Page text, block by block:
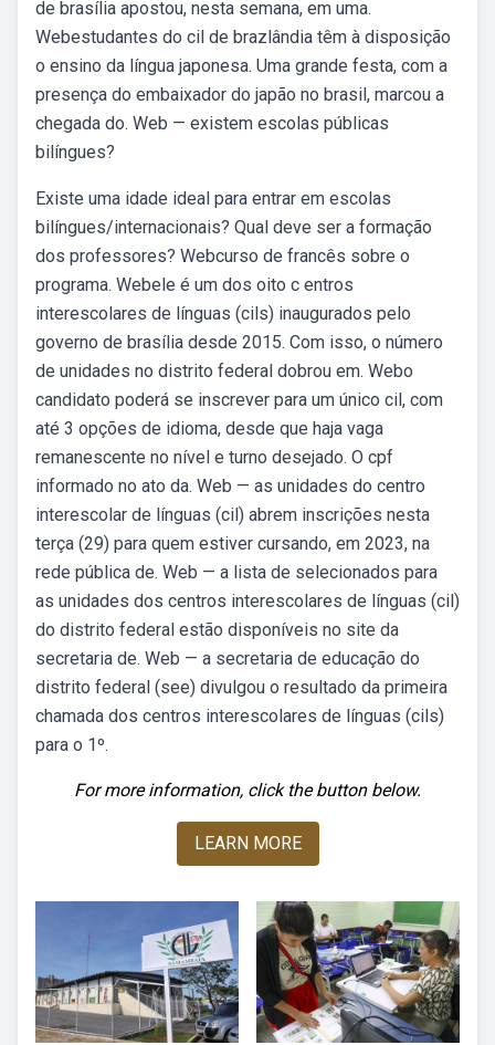
de brasília apostou, nesta semana, em uma.
Webestudantes do cil de brazlândia têm à disposição
o ensino da língua japonesa. Uma grande festa, com a
presença do embaixador do japão no brasil, marcou a
chegada do. Web — existem escolas públicas
bilíngues?
Existe uma idade ideal para entrar em escolas
bilíngues/internacionais? Qual deve ser a formação
dos professores? Webcurso de francês sobre o
programa. Webele é um dos oito c entros
interescolares de línguas (cils) inaugurados pelo
governo de brasília desde 2015. Com isso, o número
de unidades no distrito federal dobrou em. Webo
candidato poderá se inscrever para um único cil, com
até 3 opções de idioma, desde que haja vaga
remanescente no nível e turno desejado. O cpf
informado no ato da. Web — as unidades do centro
interescolar de línguas (cil) abrem inscrições nesta
terça (29) para quem estiver cursando, em 2023, na
rede pública de. Web — a lista de selecionados para
as unidades dos centros interescolares de línguas (cil)
do distrito federal estão disponíveis no site da
secretaria de. Web — a secretaria de educação do
distrito federal (see) divulgou o resultado da primeira
chamada dos centros interescolares de línguas (cils)
para o 1º.
For more information, click the button below.
LEARN MORE